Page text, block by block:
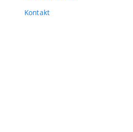
Kontakt